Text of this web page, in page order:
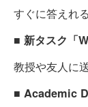
すぐに答えれ
■ 新タスク「
教授や友人に
■ Academic